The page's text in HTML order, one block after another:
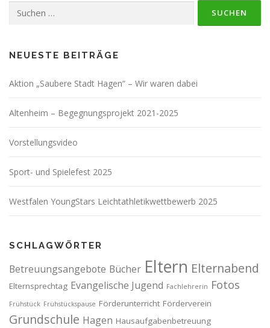
Suchen
NEUESTE BEITRÄGE
Aktion „Saubere Stadt Hagen“ – Wir waren dabei
Altenheim – Begegnungsprojekt 2021-2025
Vorstellungsvideo
Sport- und Spielefest 2025
Westfalen YoungStars Leichtathletikwettbewerb 2025
SCHLAGWÖRTER
Betreuungsangebote Bücher Eltern Elternabend
Elternsprechtag Evangelische Jugend Fachlehrerin Fotos
Frühstück Frühstückspause Förderunterricht Förderverein
Grundschule Hagen Hausaufgabenbetreuung